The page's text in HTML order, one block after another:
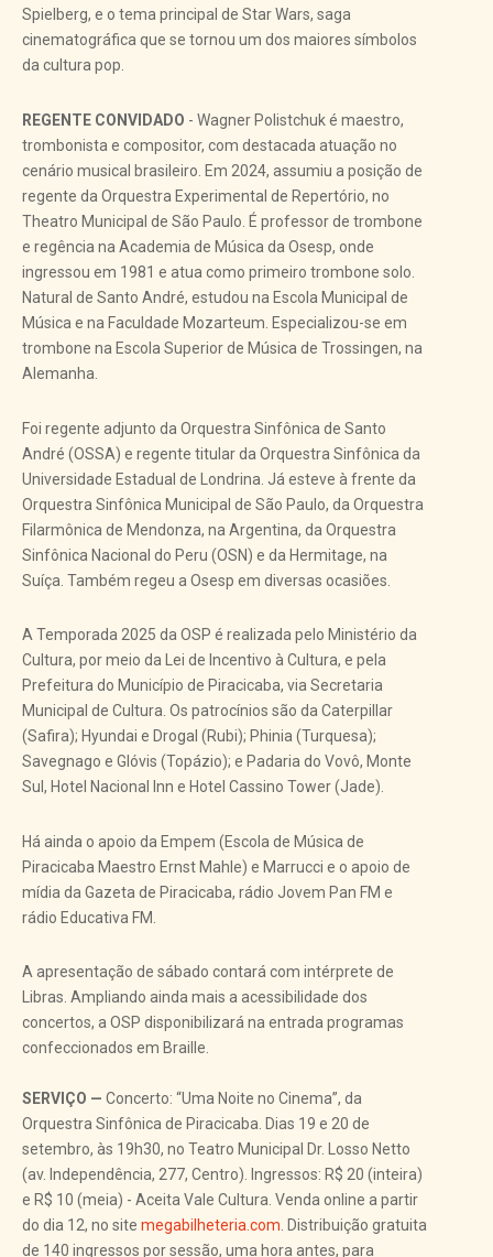
Spielberg, e o tema principal de Star Wars, saga
cinematográfica que se tornou um dos maiores símbolos
da cultura pop.
REGENTE CONVIDADO - Wagner Polistchuk é maestro,
trombonista e compositor, com destacada atuação no
cenário musical brasileiro. Em 2024, assumiu a posição de
regente da Orquestra Experimental de Repertório, no
Theatro Municipal de São Paulo. É professor de trombone
e regência na Academia de Música da Osesp, onde
ingressou em 1981 e atua como primeiro trombone solo.
Natural de Santo André, estudou na Escola Municipal de
Música e na Faculdade Mozarteum. Especializou-se em
trombone na Escola Superior de Música de Trossingen, na
Alemanha.
Foi regente adjunto da Orquestra Sinfônica de Santo
André (OSSA) e regente titular da Orquestra Sinfônica da
Universidade Estadual de Londrina. Já esteve à frente da
Orquestra Sinfônica Municipal de São Paulo, da Orquestra
Filarmônica de Mendonza, na Argentina, da Orquestra
Sinfônica Nacional do Peru (OSN) e da Hermitage, na
Suíça. Também regeu a Osesp em diversas ocasiões.
A Temporada 2025 da OSP é realizada pelo Ministério da
Cultura, por meio da Lei de Incentivo à Cultura, e pela
Prefeitura do Município de Piracicaba, via Secretaria
Municipal de Cultura. Os patrocínios são da Caterpillar
(Safira); Hyundai e Drogal (Rubi); Phinia (Turquesa);
Savegnago e Glóvis (Topázio); e Padaria do Vovô, Monte
Sul, Hotel Nacional Inn e Hotel Cassino Tower (Jade).
Há ainda o apoio da Empem (Escola de Música de
Piracicaba Maestro Ernst Mahle) e Marrucci e o apoio de
mídia da Gazeta de Piracicaba, rádio Jovem Pan FM e
rádio Educativa FM.
A apresentação de sábado contará com intérprete de
Libras. Ampliando ainda mais a acessibilidade dos
concertos, a OSP disponibilizará na entrada programas
confeccionados em Braille.
SERVIÇO — Concerto: “Uma Noite no Cinema”, da
Orquestra Sinfônica de Piracicaba. Dias 19 e 20 de
setembro, às 19h30, no Teatro Municipal Dr. Losso Netto
(av. Independência, 277, Centro). Ingressos: R$ 20 (inteira)
e R$ 10 (meia) - Aceita Vale Cultura. Venda online a partir
do dia 12, no site megabilheteria.com. Distribuição gratuita
de 140 ingressos por sessão, uma hora antes, para